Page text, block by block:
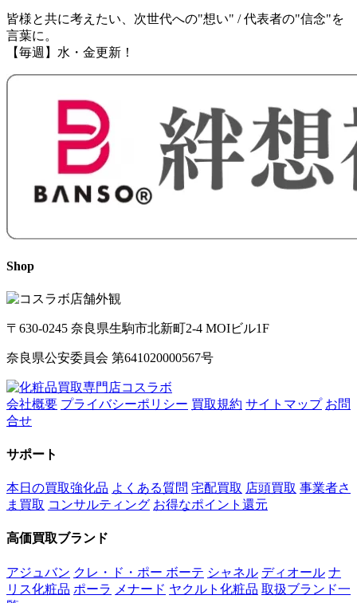
皆様と共に考えたい、次世代への"想い" / 代表者の"信念"を
言葉に。
【毎週】水・金更新！
Shop
〒630-0245 奈良県生駒市北新町2-4 MOIビル1F
奈良県公安委員会 第641020000567号
会社概要 プライバシーポリシー 買取規約 サイトマップ お問
合せ
サポート
本日の買取強化品 よくある質問 宅配買取 店頭買取 事業者さ
ま買取 コンサルティング お得なポイント還元
高価買取ブランド
アジュバン クレ・ド・ポー ボーテ シャネル ディオール ナ
リス化粧品 ポーラ メナード ヤクルト化粧品 取扱ブランド一